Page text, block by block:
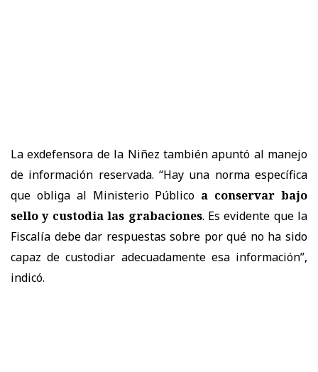
La exdefensora de la Niñez también apuntó al manejo
de información reservada. “Hay una norma específica
que obliga al Ministerio Público a conservar bajo
sello y custodia las grabaciones. Es evidente que la
Fiscalía debe dar respuestas sobre por qué no ha sido
capaz de custodiar adecuadamente esa información”,
indicó.